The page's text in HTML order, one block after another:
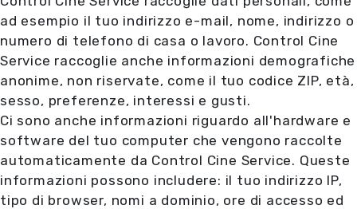
ad esempio il tuo indirizzo e-mail, nome, indirizzo o
numero di telefono di casa o lavoro. Control Cine
Service raccoglie anche informazioni demografiche
anonime, non riservate, come il tuo codice ZIP, età,
sesso, preferenze, interessi e gusti.
Ci sono anche informazioni riguardo all'hardware e
software del tuo computer che vengono raccolte
automaticamente da Control Cine Service. Queste
informazioni possono includere: il tuo indirizzo IP,
tipo di browser, nomi a dominio, ore di accesso ed